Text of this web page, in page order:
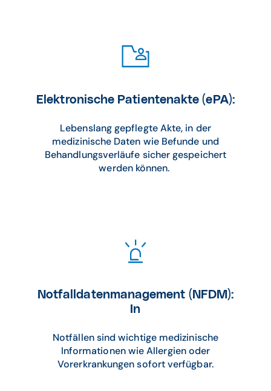
Elektronische Patientenakte (ePA):
Lebenslang gepflegte Akte, in der
medizinische Daten wie Befunde und
Behandlungsverläufe sicher gespeichert
werden können.
Notfalldatenmanagement (NFDM):
In
Notfällen sind wichtige medizinische
Informationen wie Allergien oder
Vorerkrankungen sofort verfügbar.